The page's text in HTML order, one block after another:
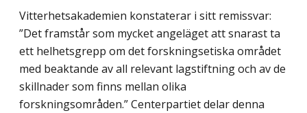
Vitterhetsakademien konstaterar i sitt remissvar:
”Det framstår som mycket angeläget att snarast ta
ett helhetsgrepp om det forskningsetiska området
med beaktande av all relevant lagstiftning och av de
skillnader som finns mellan olika
forskningsområden.” Centerpartiet delar denna